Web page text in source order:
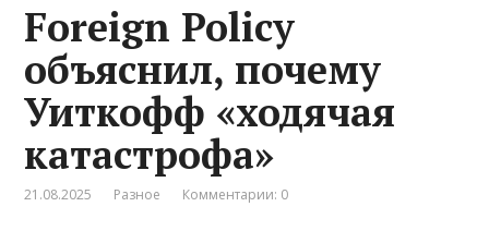
Foreign Policy
объяснил, почему
Уиткофф «ходячая
катастрофа»
21.08.2025 Разное Комментарии: 0